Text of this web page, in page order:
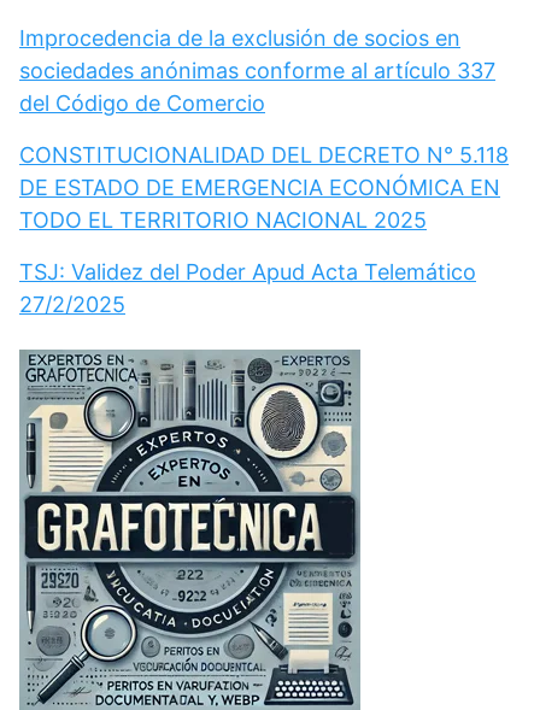
Improcedencia de la exclusión de socios en
sociedades anónimas conforme al artículo 337
del Código de Comercio
CONSTITUCIONALIDAD DEL DECRETO N° 5.118
DE ESTADO DE EMERGENCIA ECONÓMICA EN
TODO EL TERRITORIO NACIONAL 2025
TSJ: Validez del Poder Apud Acta Telemático
27/2/2025